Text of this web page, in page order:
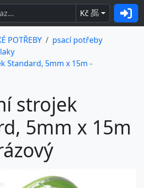
Kč BEZ
DPH
POTŘEBY
psací potřeby
Standard, 5mm x 15m -
strojek
5mm x 15m